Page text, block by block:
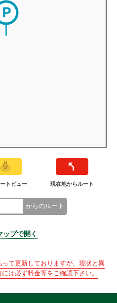
トビュー 現在地からルート
からのルート
ップで開く
て更新しておりますが、現状と異
は必ず料金等をご確認下さい。